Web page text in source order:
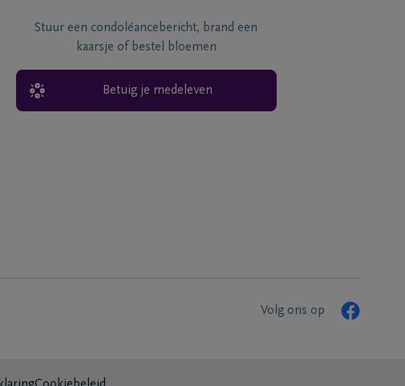
Stuur een condoléancebericht, brand een
kaarsje of bestel bloemen
Betuig je medeleven
Volg ons op